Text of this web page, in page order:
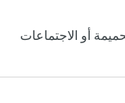
أو الاجتماعات